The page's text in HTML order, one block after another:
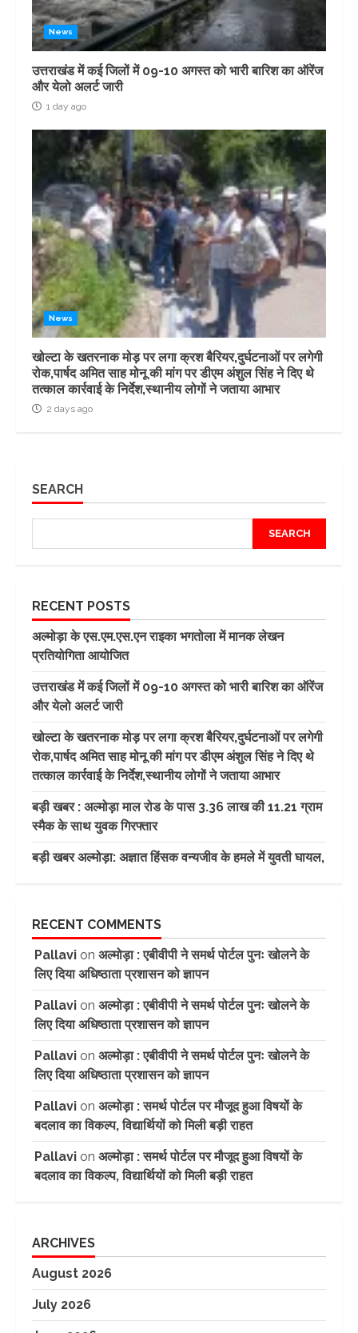
News
उत्तराखंड में कई जिलों में 09-10 अगस्त को भारी बारिश का ऑरेंज
और येलो अलर्ट जारी
1 day ago
News
खोल्टा के खतरनाक मोड़ पर लगा क्रश बैरियर,दुर्घटनाओं पर लगेगी
रोक,पार्षद अमित साह मोनू की मांग पर डीएम अंशुल सिंह ने दिए थे
तत्काल कार्रवाई के निर्देश,स्थानीय लोगों ने जताया आभार
2 days ago
SEARCH
SEARCH
RECENT POSTS
अल्मोड़ा के एस.एम.एस.एन राइका भगतोला में मानक लेखन
प्रतियोगिता आयोजित
उत्तराखंड में कई जिलों में 09-10 अगस्त को भारी बारिश का ऑरेंज
और येलो अलर्ट जारी
खोल्टा के खतरनाक मोड़ पर लगा क्रश बैरियर,दुर्घटनाओं पर लगेगी
रोक,पार्षद अमित साह मोनू की मांग पर डीएम अंशुल सिंह ने दिए थे
तत्काल कार्रवाई के निर्देश,स्थानीय लोगों ने जताया आभार
बड़ी खबर : अल्मोड़ा माल रोड के पास 3.36 लाख की 11.21 ग्राम
स्मैक के साथ युवक गिरफ्तार
बड़ी खबर अल्मोड़ा: अज्ञात हिंसक वन्यजीव के हमले में युवती घायल,
RECENT COMMENTS
Pallavi on अल्मोड़ा : एबीवीपी ने समर्थ पोर्टल पुनः खोलने के
लिए दिया अधिष्ठाता प्रशासन को ज्ञापन
Pallavi on अल्मोड़ा : एबीवीपी ने समर्थ पोर्टल पुनः खोलने के
लिए दिया अधिष्ठाता प्रशासन को ज्ञापन
Pallavi on अल्मोड़ा : एबीवीपी ने समर्थ पोर्टल पुनः खोलने के
लिए दिया अधिष्ठाता प्रशासन को ज्ञापन
Pallavi on अल्मोड़ा : समर्थ पोर्टल पर मौजूद हुआ विषयों के
बदलाव का विकल्प, विद्यार्थियों को मिली बड़ी राहत
Pallavi on अल्मोड़ा : समर्थ पोर्टल पर मौजूद हुआ विषयों के
बदलाव का विकल्प, विद्यार्थियों को मिली बड़ी राहत
ARCHIVES
August 2026
July 2026